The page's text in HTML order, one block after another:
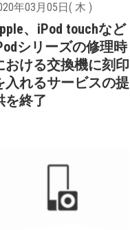
年03月05日( 木 )
、iPod touchなど
シリーズの修理時
おける交換機に刻印
入れるサービスの提
を終了